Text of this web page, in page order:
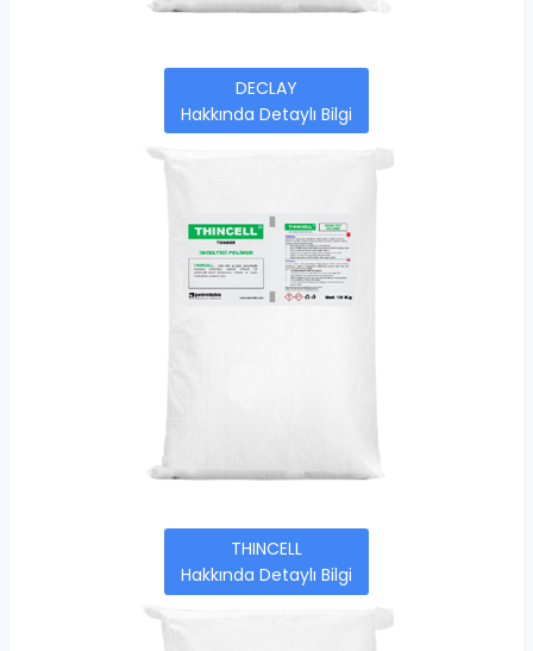
DECLAY
Hakkında Detaylı Bilgi
THINCELL
Hakkında Detaylı Bilgi